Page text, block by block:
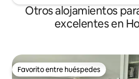
Otros alojamientos
excelentes en
Favorito entre huéspedes
Favorito entre huéspedes